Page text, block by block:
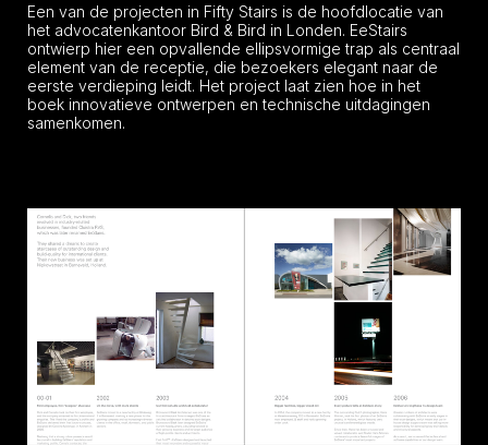
Een van de projecten in Fifty Stairs is de hoofdlocatie van
het advocatenkantoor Bird & Bird in Londen. EeStairs
ontwierp hier een opvallende ellipsvormige trap als centraal
element van de receptie, die bezoekers elegant naar de
eerste verdieping leidt. Het project laat zien hoe in het
boek innovatieve ontwerpen en technische uitdagingen
samenkomen.